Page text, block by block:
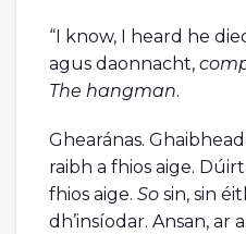
“I know, I heard he
agus daonnacht,
The hangman.
Ghearánas.
raibh a fhios aige.
fhios aige. So sin, sin
dh’insíodar. Ansan, ar